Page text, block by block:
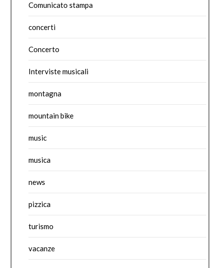
Comunicato stampa
concerti
Concerto
Interviste musicali
montagna
mountain bike
music
musica
news
pizzica
turismo
vacanze